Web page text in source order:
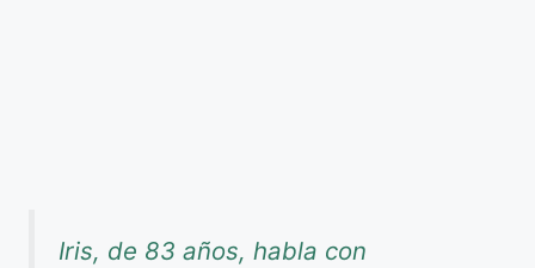
Iris, de 83 años, habla con